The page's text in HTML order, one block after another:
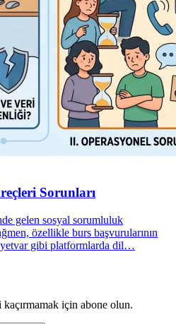
Sorunları
gelen sosyal sorumluluk
özellikle burs başvurularının
gibi platformlarda dil…
kaçırmamak için abone olun.